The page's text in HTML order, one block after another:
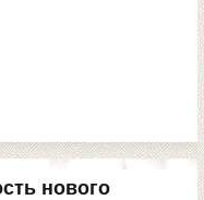
нового